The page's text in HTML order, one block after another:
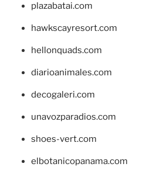
plazabatai.com
hawkscayresort.com
hellonquads.com
diarioanimales.com
decogaleri.com
unavozparadios.com
shoes-vert.com
elbotanicopanama.com